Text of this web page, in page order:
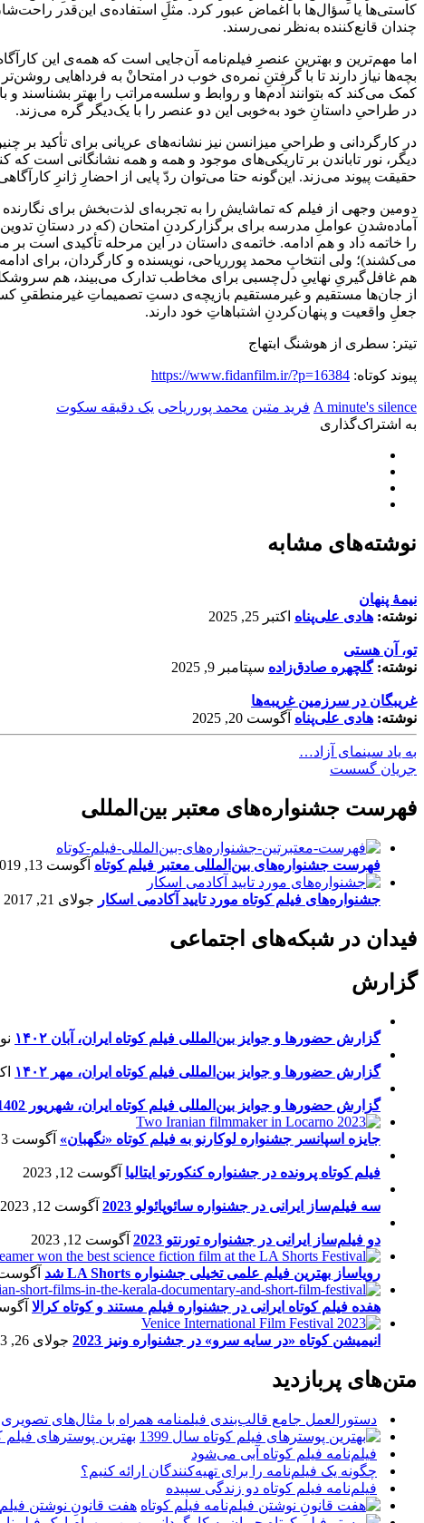
کاستی‌ها یا سؤال‌ها با اغماض عبور کرد. مثلِ استفاده‌ی این‌قدر
چندان قانع‌کننده به‌نظر نمی‌رسند.
اما مهم‌ترین و بهترین عنصرِ فیلم‌نامه آن‌جایی است که همه‌ی این
بچه‌ها نیاز دارند تا با گرفتنِ نمره‌ی خوب در امتحانْ به فرداهایی
کمک می‌کند که بتوانند آدم‌ها و روابط و سلسه‌مراتب را بهتر بشناسند و
در طراحیِ داستانِ خود به‌خوبی این دو عنصر را با یک‌دیگر گره می‌زند.
در کارگردانی و طراحیِ میزانسن نیز نشانه‌های عریانی برای تأکید بر
دیگر، نور تاباندن بر تاریکی‌های موجود و همه و همه نشانگانی است
حقیقت پیوند می‌زند. این‌گونه حتا می‌توان ردّ پایی از احضارِ ژانرِ
دومین وجهی از فیلم که تماشایش را به تجربه‌ای لذت‌‌بخش برای
آماده‌شدنِ عواملِ مدرسه برای برگزارکردنِ امتحان (که در دستانِ
را خاتمه داد و هم ادامه. خاتمه‌ی داستان در این مرحله تأکیدی است
می‌کشند)؛ ولی انتخابِ محمد پورریاحی، نویسنده و کارگردان، برای
هم غافل‌گیریِ نهاییِ دل‌چسبی برای مخاطب تدارک می‌بیند، هم
از جان‌ها مستقیم و غیرمستقیم بازیچه‌ی دستِ تصمیماتِ غیرمنطقیِ
جعلِ واقعیت و پنهان‌کردنِ اشتباهاتِ خود دارند.
تیتر: سطری از هوشنگ ابتهاج
پیوند کوتاه: https://www.fidanfilm.ir/?p=16384
A minute's silence فرید متین محمد پورریاحی یک دقیقه سکوت
به اشتراک‌گذاری
نوشته‌های مشابه
نیمۀ پنهان
نوشته: هادی علی‌پناه اکتبر 25, 2025
تو، آن هستی
نوشته:گلچهره صادق‌زاده سپتامبر 9, 2025
غریبگان در سرزمین غریبه‌ها
نوشته: هادی علی‌پناه آگوست 20, 2025
به یاد سینمای آزاد…
جریان گسست
فهرست جشنواره‌های معتبر بین‌المللی
فهرست جشنواره‌های بین‌المللی معتبر فیلم کوتاه آگوست 13, 2019
جشنواره‌های فیلم کوتاه مورد تایید آکادمی اسکار جولای 21, 2017
فیدان در شبکه‌های اجتماعی
گزارش
گزارش حضورها و جوایز بین‌المللی فیلم کوتاه ایران، آبان ۱۴۰۲
گزارش حضورها و جوایز بین‌المللی فیلم کوتاه ایران، مهر ۱۴۰۲
گزارش حضورها و جوایز بین‌المللی فیلم کوتاه ایران، شهریور 1402
جایزه اسپانسر جشنواره لوکارنو به فیلم کوتاه «نگهبان» آگوست 13, 2023
فیلم کوتاه پرونده در جشنواره کنکورتو ایتالیا آگوست 12, 2023
سه فیلم‌ساز ایرانی در جشنواره سائوپائولو 2023 آگوست 12, 2023
دو فیلم‌ساز ایرانی در جشنواره تورنتو 2023 آگوست 12, 2023
رویاساز بهترین فیلم علمی تخیلی جشنواره LA Shorts شد آگوست 5,
هفده فیلم کوتاه ایرانی در جشنواره فیلم مستند و کوتاه کرالا آگوست
انیمیشن کوتاه «در سایه سرو» در جشنواره ونیز 2023 جولای 26, 2023
متن‌های پربازدید
دستورالعمل جامع قالب‌بندی فیلمنامه همراه با مثال‌های تصویری
بهترین پوسترهای فیلم
فیلم‌نامه فیلم کوتاه آبی می‌شود
چگونه یک فیلم‌نامه را برای تهیه‌کنندگان ارائه کنیم؟
فیلم‌نامه فیلم کوتاه دو زندگی سپیده
هفت قانونِ نوشتن